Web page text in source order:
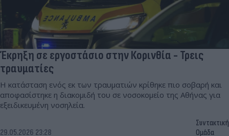
Έκρηξη σε εργοστάσιο στην Κορινθία - Τρεις
τραυματίες
Η κατάσταση ενός εκ των τραυματιών κρίθηκε πιο σοβαρή και
αποφασίστηκε η διακομιδή του σε νοσοκομείο της Αθήνας για
εξειδικευμένη νοσηλεία.
29.05.2026 23:28
Συντακτική
Ομάδα